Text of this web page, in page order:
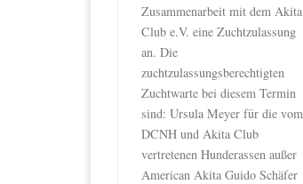
Zusammenarbeit mit dem Akita
Club e.V. eine Zuchtzulassung
an. Die
zuchtzulassungsberechtigten
Zuchtwarte bei diesem Termin
sind: Ursula Meyer für die vom
DCNH und Akita Club
vertretenen Hunderassen außer
American Akita Guido Schäfer